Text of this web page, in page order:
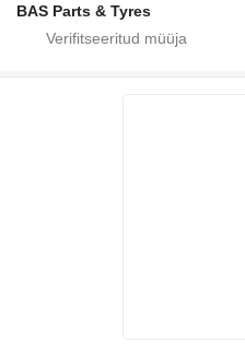
BAS Parts & Tyres